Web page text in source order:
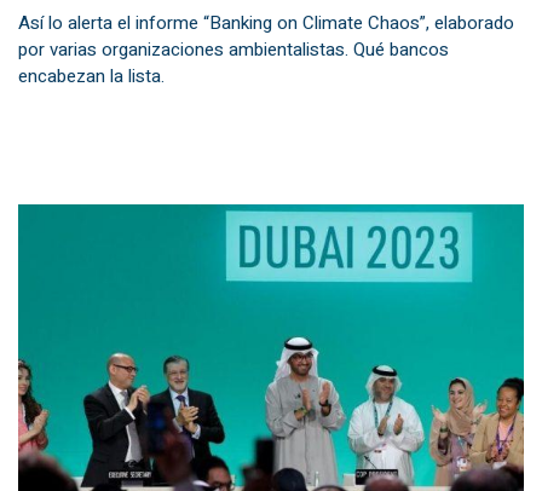
Así lo alerta el informe “Banking on Climate Chaos”, elaborado
por varias organizaciones ambientalistas. Qué bancos
encabezan la lista.